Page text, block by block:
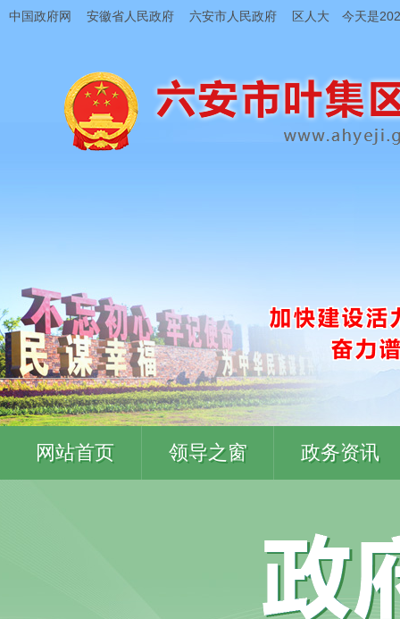
中国政府网 安徽省人民政府 六安市人民政府 区人大 今天是
网站首页 领导之窗 政务资讯